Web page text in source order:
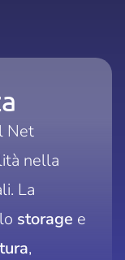
Net
nella
La
storage e
,